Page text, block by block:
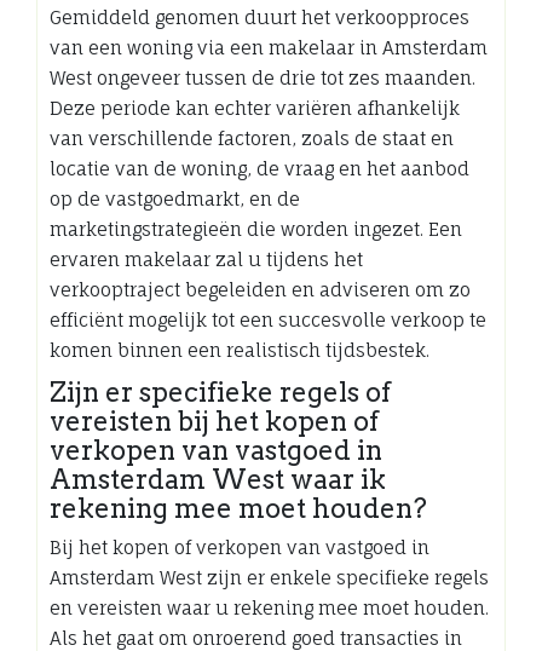
Gemiddeld genomen duurt het verkoopproces
van een woning via een makelaar in Amsterdam
West ongeveer tussen de drie tot zes maanden.
Deze periode kan echter variëren afhankelijk
van verschillende factoren, zoals de staat en
locatie van de woning, de vraag en het aanbod
op de vastgoedmarkt, en de
marketingstrategieën die worden ingezet. Een
ervaren makelaar zal u tijdens het
verkooptraject begeleiden en adviseren om zo
efficiënt mogelijk tot een succesvolle verkoop te
komen binnen een realistisch tijdsbestek.
Zijn er specifieke regels of
vereisten bij het kopen of
verkopen van vastgoed in
Amsterdam West waar ik
rekening mee moet houden?
Bij het kopen of verkopen van vastgoed in
Amsterdam West zijn er enkele specifieke regels
en vereisten waar u rekening mee moet houden.
Als het gaat om onroerend goed transacties in